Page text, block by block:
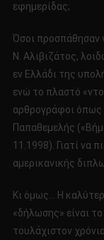
εφημερίδας;
Όσοι προσπάθησαν
Ν. Αλιβιζάτος,
εν Ελλάδι της
ενώ το πλαστό
αρθρογράφοι όπως
Παπαθεμελής
11.1998). Γιατί να
αμερικανικής
Κι όμως… Η
«δήλωσης» είναι
τουλάχιστον